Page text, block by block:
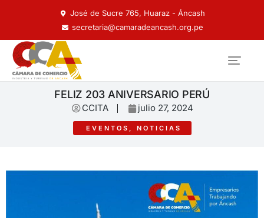
José de Sucre 765, Huaraz - Áncash
secretaria@camaradeancash.org.pe
FELIZ 203 ANIVERSARIO PERÚ
CCITA julio 27, 2024
EVENTOS , NOTICIAS